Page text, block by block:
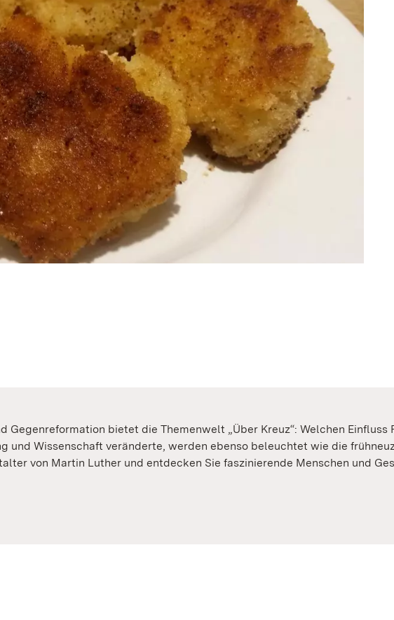
Gegenreformation bietet die Themenwelt „Über Kreuz“: Welchen
und Wissenschaft veränderte, werden ebenso beleuchtet wie die
von Martin Luther und entdecken Sie faszinierende Menschen und